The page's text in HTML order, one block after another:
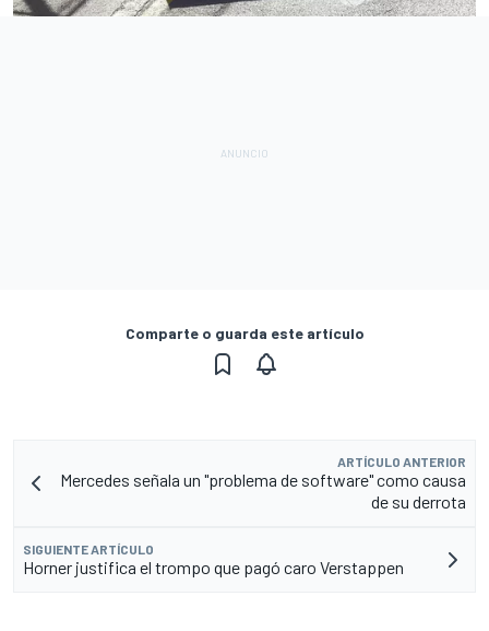
Comparte o guarda este artículo
ARTÍCULO ANTERIOR
Mercedes señala un "problema de software" como causa
de su derrota
SIGUIENTE ARTÍCULO
Horner justifica el trompo que pagó caro Verstappen